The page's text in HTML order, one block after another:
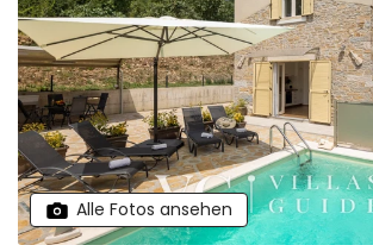
Alle Fotos ansehen